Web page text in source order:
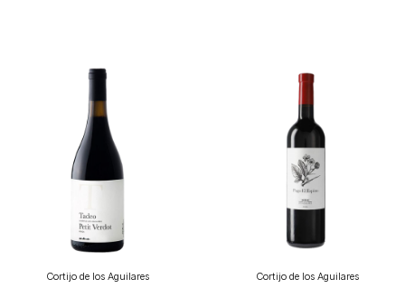
Cortijo de los Aguilares Cortijo de los Aguilares